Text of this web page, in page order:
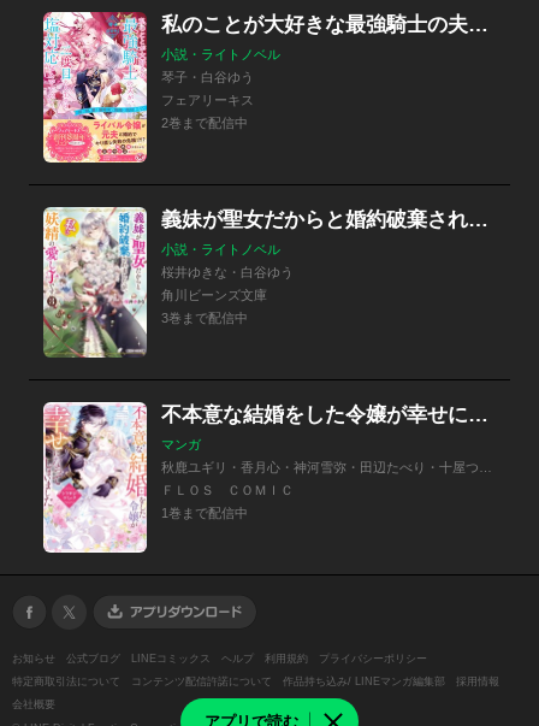
アプリで読む
私のことが大好きな最強騎士の夫が、二度目の人生では塩対応なんですが！？
小説・ライトノベル
琴子・白谷ゆう
フェアリーキス
2巻まで配信中
義妹が聖女だからと婚約破棄されましたが、私は妖精の愛し子です
小説・ライトノベル
桜井ゆきな・白谷ゆう
角川ビーンズ文庫
3巻まで配信中
不本意な結婚をした令嬢が幸せになってしまいましたアンソロジーコミック
マンガ
ＦＬＯＳ ＣＯＭＩＣ
1巻まで配信中
お知らせ 公式ブログ LINEコミックス ヘルプ 利用規約
プライバシーポリシー
特定商取引法について
コンテンツ配信許諾について 作品持ち込み/ LINEマンガ編集部
採用情報
会社概要